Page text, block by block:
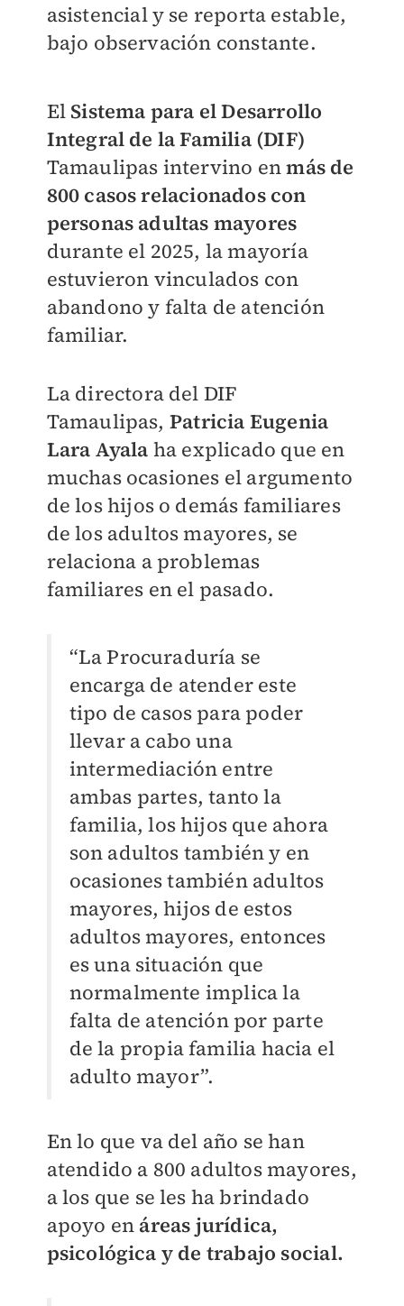
asistencial y se reporta estable,
bajo observación constante.
El Sistema para el Desarrollo
Integral de la Familia (DIF)
Tamaulipas intervino enmás de
800 casos relacionados con
personas adultas mayores
durante el 2025, la mayoría
estuvieron vinculados con
abandono y falta de atención
familiar.
La directora del DIF
Tamaulipas, Patricia Eugenia
Lara Ayala ha explicado que en
muchas ocasiones el argumento
de los hijos o demás familiares
de los adultos mayores, se
relaciona a problemas
familiares en el pasado.
“La Procuraduría se
encarga de atender este
tipo de casos para poder
llevar a cabo una
intermediación entre
ambas partes, tanto la
familia, los hijos que ahora
son adultos también y en
ocasiones también adultos
mayores, hijos de estos
adultos mayores, entonces
es una situación que
normalmente implica la
falta de atención por parte
de la propia familia hacia el
adulto mayor”.
En lo que va del año se han
atendido a 800 adultos mayores,
a los que se les ha brindado
apoyo en áreas jurídica,
psicológica y de trabajo social.